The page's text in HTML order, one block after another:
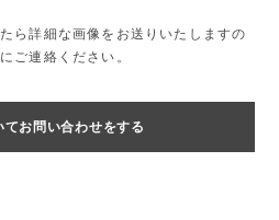
ら詳細な画像をお送りいたしますの
ご連絡ください。
てお問い合わせをする